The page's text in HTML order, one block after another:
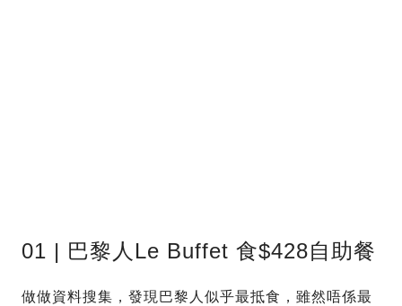
01 | 巴黎人Le Buffet 食$428自助餐
做做資料搜集，發現巴黎人似乎最抵食，雖然唔係最